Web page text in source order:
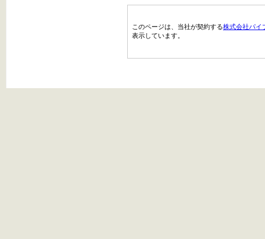
このページは、当社が契約する株式会社パイ
表示しています。